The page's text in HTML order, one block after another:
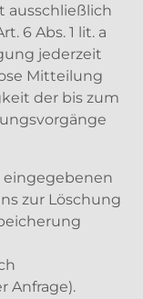
ausschließlich
6 Abs. 1 lit. a
jederzeit
Mitteilung
der bis zum
zur Löschung
Anfrage).